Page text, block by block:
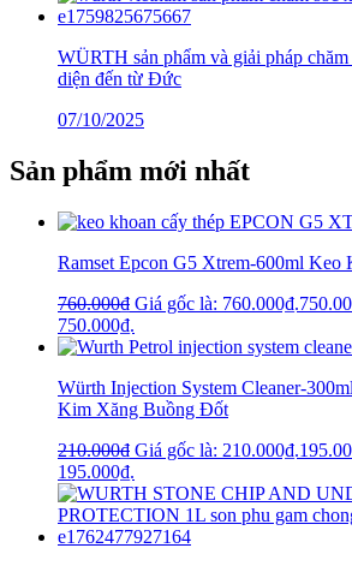
WÜRTH sản phẩm và giải pháp
diện đến từ Đức
07/10/2025
Sản phẩm mới nhất
Ramset Epcon G5 Xtrem-600ml Keo
760.000₫ Giá gốc là: 760.000₫.
750.000₫.
Würth Injection System Cleaner-
Kim Xăng Buồng Đốt
210.000₫ Giá gốc là: 210.000₫.
195.000₫.